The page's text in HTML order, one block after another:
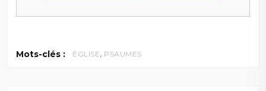
Mots-clés : ÉGLISE, PSAUMES